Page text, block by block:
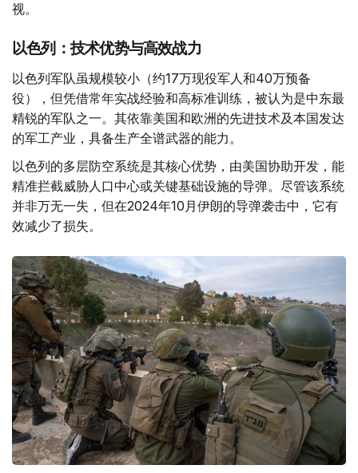
视。
以色列：技术优势与高效战力
以色列军队虽规模较小（约17万现役军人和40万预备
役），但凭借常年实战经验和高标准训练，被认为是中东最
精锐的军队之一。其依靠美国和欧洲的先进技术及本国发达
的军工产业，具备生产全谱武器的能力。
以色列的多层防空系统是其核心优势，由美国协助开发，能
精准拦截威胁人口中心或关键基础设施的导弹。尽管该系统
并非万无一失，但在2024年10月伊朗的导弹袭击中，它有
效减少了损失。